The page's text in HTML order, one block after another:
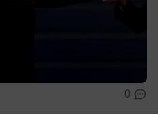
0